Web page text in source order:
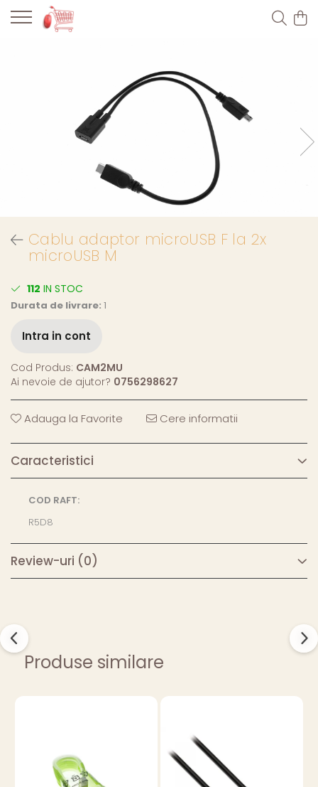
Cablu adaptor microUSB F la 2x
microUSB M
112 IN STOC
Durata de livrare: 1
Intra in cont
Cod Produs: CAM2MU
Ai nevoie de ajutor? 0756298627
Adauga la Favorite Cere informatii
Caracteristici
COD RAFT:
R5D8
Review-uri (0)
Produse similare